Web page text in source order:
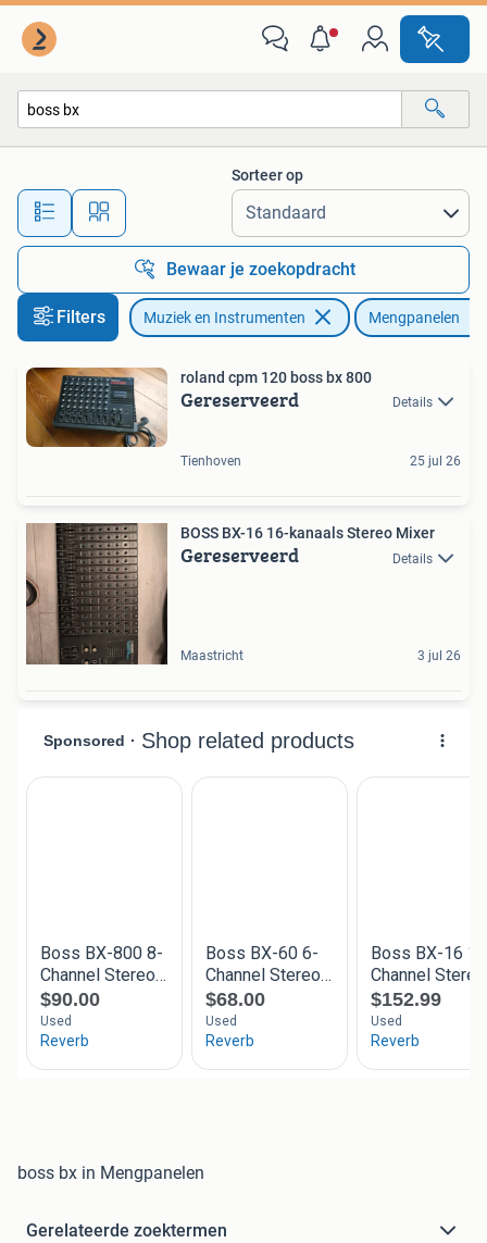
Alle afstanden…
Sorteer op
Bewaar je zoekopdracht
Filters Muziek en Instrumenten Mengpanelen
roland cpm 120 boss bx 800
Gereserveerd Details
Tienhoven 25 jul 26
BOSS BX-16 16-kanaals Stereo Mixer
Gereserveerd Details
Maastricht 3 jul 26
boss bx in Mengpanelen
Gerelateerde zoektermen